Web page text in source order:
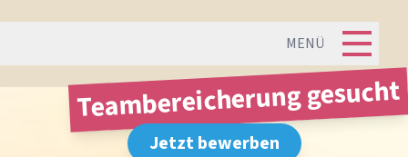
MENÜ
Teambereicherung gesucht
Jetzt bewerben